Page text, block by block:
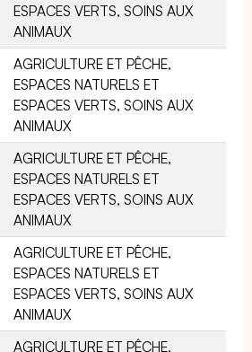
ESPACES VERTS, SOINS AUX
ANIMAUX
AGRICULTURE ET PÊCHE,
ESPACES NATURELS ET
ESPACES VERTS, SOINS AUX
ANIMAUX
AGRICULTURE ET PÊCHE,
ESPACES NATURELS ET
ESPACES VERTS, SOINS AUX
ANIMAUX
AGRICULTURE ET PÊCHE,
ESPACES NATURELS ET
ESPACES VERTS, SOINS AUX
ANIMAUX
AGRICULTURE ET PÊCHE,